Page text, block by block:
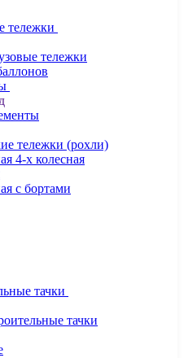
тележки
тележки
тележки (рохли)
4-х колесная
с бортами
тачки
тачки